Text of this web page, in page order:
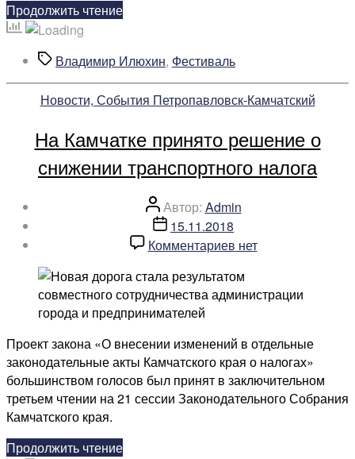
в
Москве»
Продолжить чтение«Уникальные
молодежи
представит
Камчатка
фестивале
«Дни
Дальнего
Востока
Москве»»
МеткиВладимир Илюхин, Фестиваль
Рубрики
Новости, События Петропавловск-Камчатский
На Камчатке принято решение о
снижении транспортного налога
Автор
записи
Автор: Admin
Дата
записи
15.11.2018
Комментариевк
На
Камчатке
решение
о
снижении
транспортного
налога
нет
Проект закона «О внесении изменений в отдельные
законодательные акты Камчатского края о налогах»
большинством голосов был принят в заключительном
третьем чтении на 21 сессии Законодательного Собрания
Камчатского края.
Продолжить чтение«На